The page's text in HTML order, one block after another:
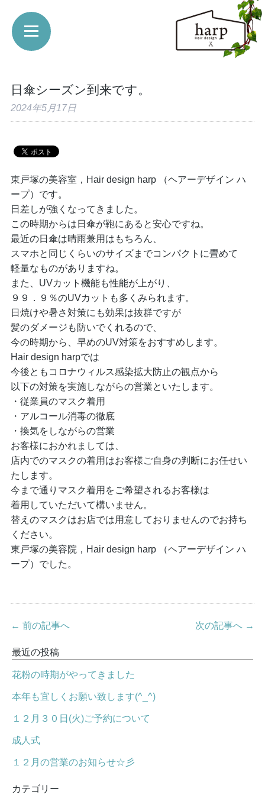
日傘シーズン到来です。
2024年5月17日
東戸塚の美容室，Hair design harp （ヘアーデザイン ハ
ープ）です。
日差しが強くなってきました。
この時期からは日傘が鞄にあると安心ですね。
最近の日傘は晴雨兼用はもちろん、
スマホと同じくらいのサイズまでコンパクトに畳めて
軽量なものがありますね。
また、UVカット機能も性能が上がり、
９９．９％のUVカットも多くみられます。
日焼けや暑さ対策にも効果は抜群ですが
髪のダメージも防いでくれるので、
今の時期から、早めのUV対策をおすすめします。
Hair design harpでは
今後ともコロナウィルス感染拡大防止の観点から
以下の対策を実施しながらの営業といたします。
・従業員のマスク着用
・アルコール消毒の徹底
・換気をしながらの営業
お客様におかれましては、
店内でのマスクの着用はお客様ご自身の判断にお任せい
たします。
今まで通りマスク着用をご希望されるお客様は
着用していただいて構いません。
替えのマスクはお店では用意しておりませんのでお持ち
ください。
東戸塚の美容院，Hair design harp （ヘアーデザイン ハ
ープ）でした。
← 前の記事へ 次の記事へ →
最近の投稿
花粉の時期がやってきました
本年も宜しくお願い致します(^_^)
１２月３０日(火)ご予約について
成人式
１２月の営業のお知らせ☆彡
カテゴリー